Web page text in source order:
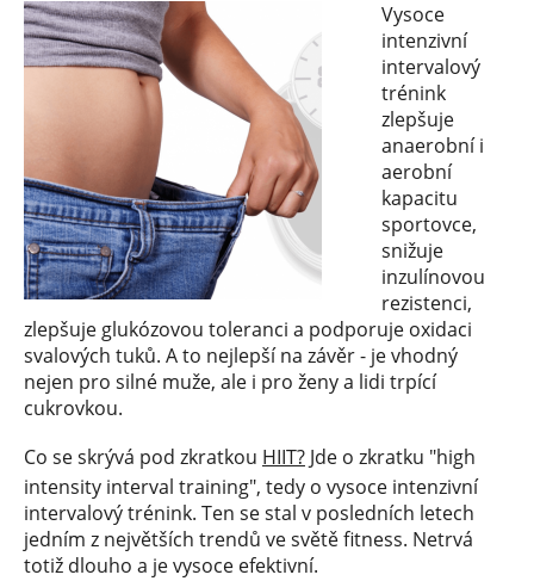
Vysoce
intenzivní
intervalový
trénink
zlepšuje
anaerobní i
aerobní
kapacitu
sportovce,
snižuje
inzulínovou
rezistenci,
zlepšuje glukózovou toleranci a podporuje oxidaci
svalových tuků. A to nejlepší na závěr - je vhodný
nejen pro silné muže, ale i pro ženy a lidi trpící
cukrovkou.
Co se skrývá pod zkratkou HIIT? Jde o zkratku "high
intensity interval training", tedy o vysoce intenzivní
intervalový trénink. Ten se stal v posledních letech
jedním z největších trendů ve světě fitness. Netrvá
totiž dlouho a je vysoce efektivní.